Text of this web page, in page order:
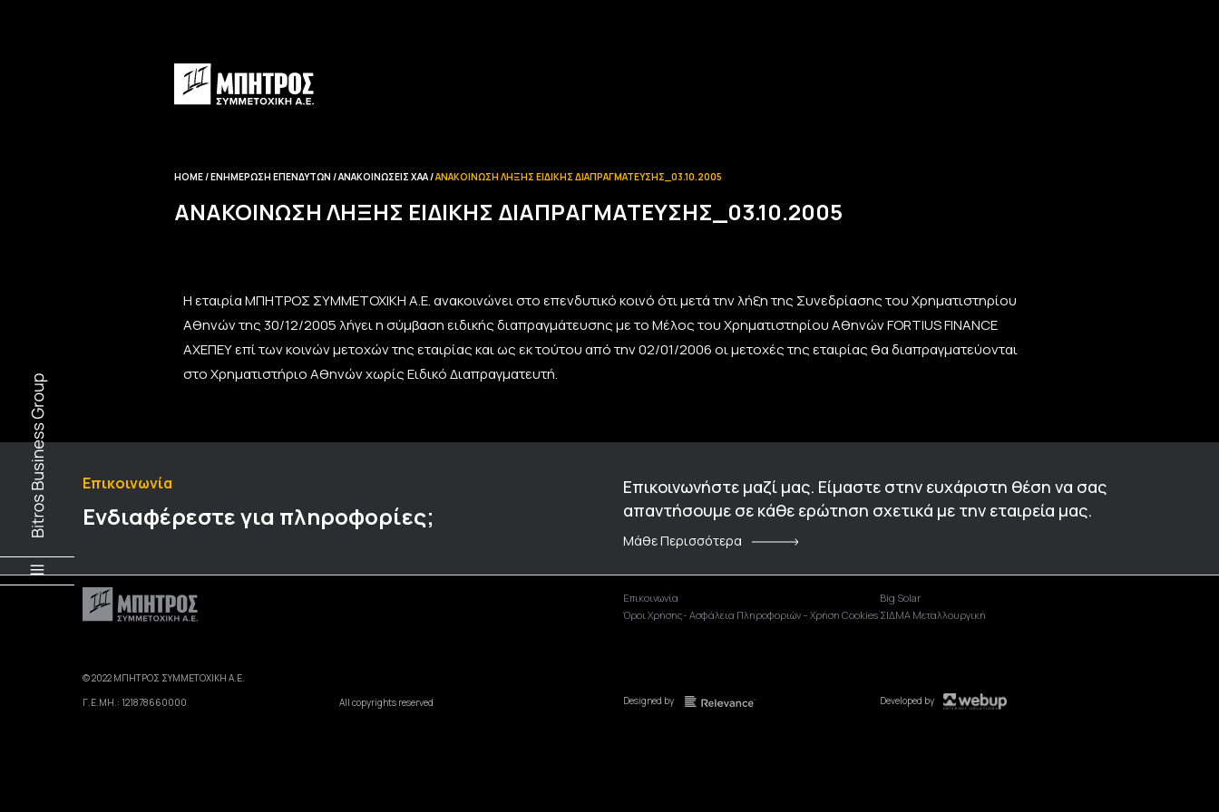
HOME ΕΝΗΜΈΡΩΣΗ EΠΕΝΔΥΤΏΝ ΑΝΑΚΟΙΝΏΣΕΙΣ ΧΑΑ ΑΝΑΚΟΊΝΩΣΗ ΛΉΞΗΣ ΕΙΔΙΚΉΣ ΔΙΑΠΡΑΓΜΆΤΕΥΣΗΣ_03.10.2005
ΑΝΑΚΟΊΝΩΣΗ ΛΉΞΗΣ ΕΙΔΙΚΉΣ ΔΙΑΠΡΑΓΜΆΤΕΥΣΗΣ_03.10.2005
Η εταιρία ΜΠΗΤΡΟΣ ΣΥΜΜΕΤΟΧΙΚΗ Α.Ε. ανακοινώνει στο επενδυτικό κοινό ότι μετά την λήξη της Συνεδρίασης του Χρηματιστηρίου
Αθηνών της 30/12/2005 λήγει η σύμβαση ειδικής διαπραγμάτευσης με το Μέλος του Χρηματιστηρίου Αθηνών FORTIUS FINANCE
ΑΧΕΠΕΥ επί των κοινών μετοχών της εταιρίας και ως εκ τούτου από την 02/01/2006 οι μετοχές της εταιρίας θα διαπραγματεύονται
στο Χρηματιστήριο Αθηνών χωρίς Ειδικό Διαπραγματευτή.
Επικοινωνία
Ενδιαφέρεστε για πληροφορίες;
Επικοινωνήστε μαζί μας. Είμαστε στην ευχάριστη θέση να σας
απαντήσουμε σε κάθε ερώτηση σχετικά με την εταιρεία μας.
Μάθε Περισσότερα
© 2022 ΜΠΗΤΡΟΣ ΣΥΜΜΕΤΟΧΙΚΗ Α.Ε.
Γ.Ε.ΜΗ.: 121878660000
All copyrights reserved
Επικοινωνία
Όροι Χρήσης- Ασφάλεια Πληροφοριών – Χρήση Cookies
Big Solar
ΣΙΔΜΑ Μεταλλουργική
Designed by Developed by